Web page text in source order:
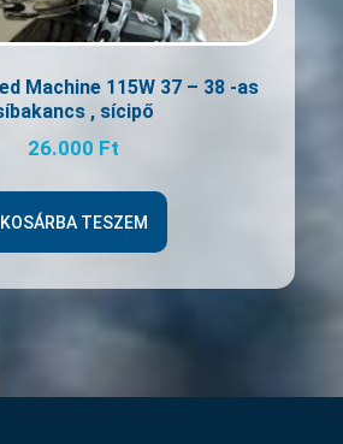
Machine 115W 37 – 38 -as
, sícipő
26.000 Ft
KOSÁRBA TESZEM